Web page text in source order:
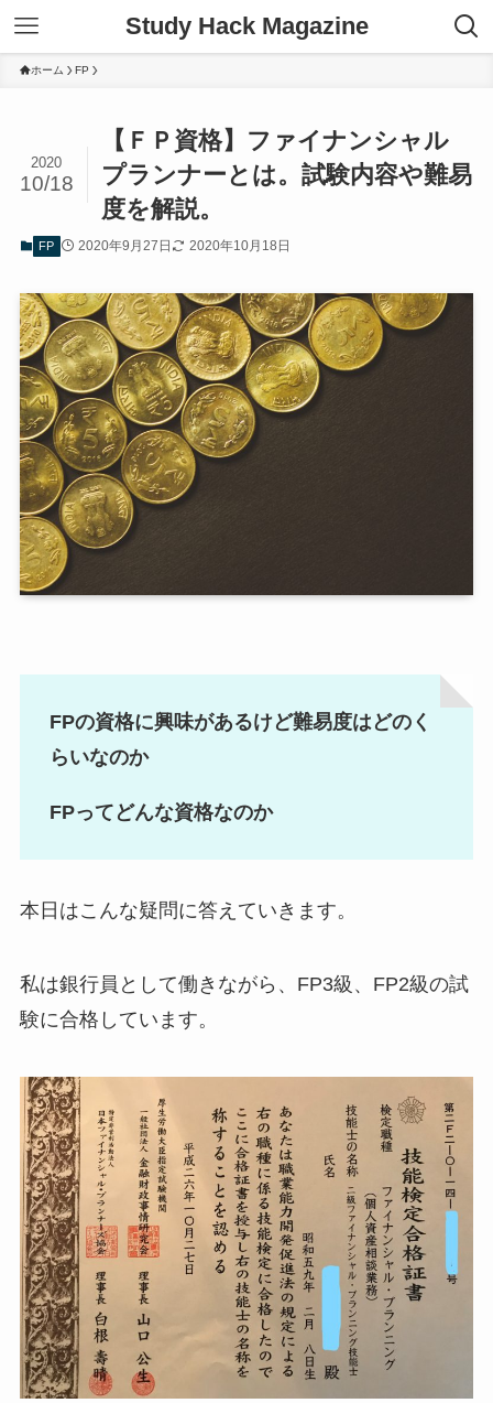
Study Hack Magazine
ホーム FP
【ＦＰ資格】ファイナンシャル
プランナーとは。試験内容や難易
度を解説。
2020
10/18
FP 2020年9月27日 2020年10月18日
FPの資格に興味があるけど難易度はどのく
らいなのか
FPってどんな資格なのか
本日はこんな疑問に答えていきます。
私は銀行員として働きながら、FP3級、FP2級の試
験に合格しています。